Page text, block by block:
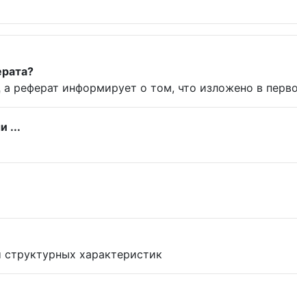
реферат информирует о том, что изложено в
...
характеристик